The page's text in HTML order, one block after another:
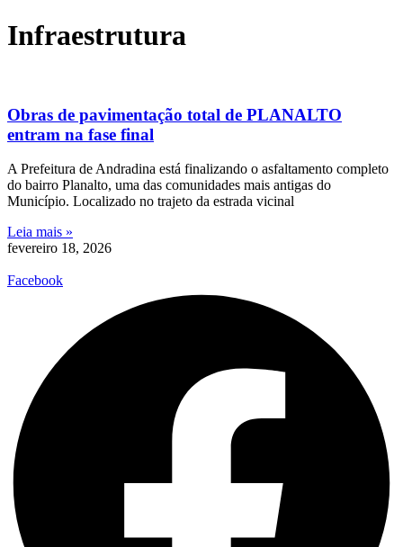
Infraestrutura
Obras de pavimentação total de PLANALTO
entram na fase final
A Prefeitura de Andradina está finalizando o asfaltamento completo
do bairro Planalto, uma das comunidades mais antigas do
Município. Localizado no trajeto da estrada vicinal
Leia mais »
fevereiro 18, 2026
Facebook